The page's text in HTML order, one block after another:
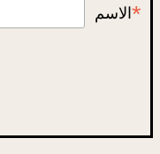
*الاسم